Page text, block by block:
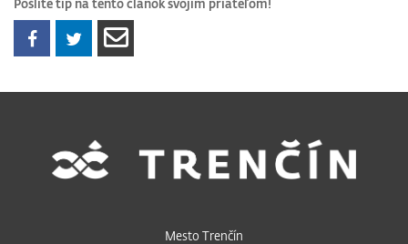
Pošlite tip na tento článok svojim priateľom!
Mesto Trenčín